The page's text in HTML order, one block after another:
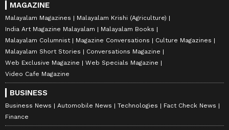
MAGAZINE
Malayalam Magazines
Malayalam Krishi (Agriculture)
India Art Magazine Malayalam
Malayalam Books
Malayalam Columnist
Magazine Conversations
Culture Magazines
Malayalam Short Stories
Conversations Magazine
Web Exclusive Magazine
Web Specials Magazine
Video Cafe Magazine
BUSINESS
Business News Automobile News Technologies
Fact Check News
Finance